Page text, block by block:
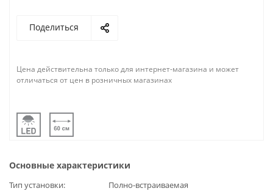
Поделиться
Цена действительна только для интернет-магазина и может
отличаться от цен в розничных магазинах
Основные характеристики
Тип установки
Полно-встраиваемая